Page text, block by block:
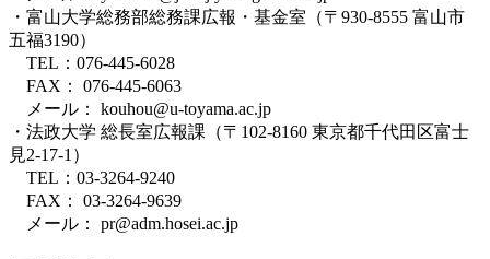
・富山大学総務部総務課広報・基金室（〒930-8555 富山市
五福3190）
TEL： 076-445-6028
FAX： 076-445-6063
メール： kouhou@u-toyama.ac.jp
・法政大学 総長室広報課（〒102-8160 東京都千代田区富士
見2-17-1）
TEL： 03-3264-9240
FAX： 03-3264-9639
メール： pr@adm.hosei.ac.jp